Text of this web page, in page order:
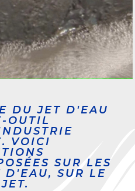
DU JET D'EAU
OUTIL
VOICI
SUR LES
D'EAU, SUR LE